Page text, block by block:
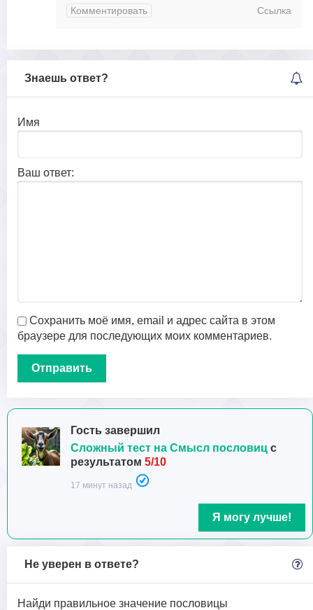
Комментировать Ссылка
Знаешь ответ?
Имя
Ваш ответ:
Сохранить моё имя, email и адрес сайта в этом
браузере для последующих моих комментариев.
Гость завершил
Сложный тест на Смысл пословиц с
результатом 5/10
17 минут назад
Я могу лучше!
Не уверен в ответе?
Найди правильное значение пословицы